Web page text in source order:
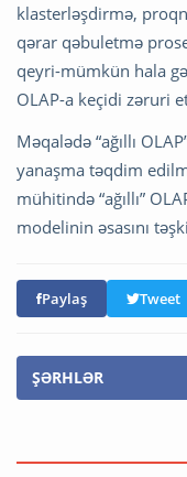
klasterləşdirmə,
qərar qəbuletmə
qeyri-mümkün hala
OLAP-a keçidi zəruri
Məqalədə “ağıllı
yanaşma təqdim
mühitində “ağıllı”
modelinin əsasını
Paylaş Tweet
ŞƏRHLƏR